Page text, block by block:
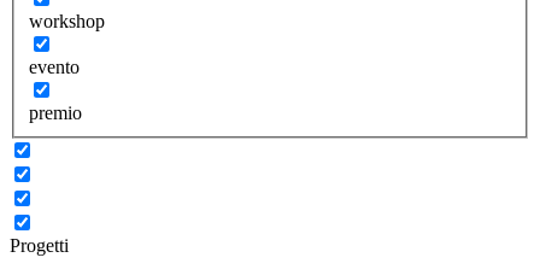
workshop
evento
premio
Progetti